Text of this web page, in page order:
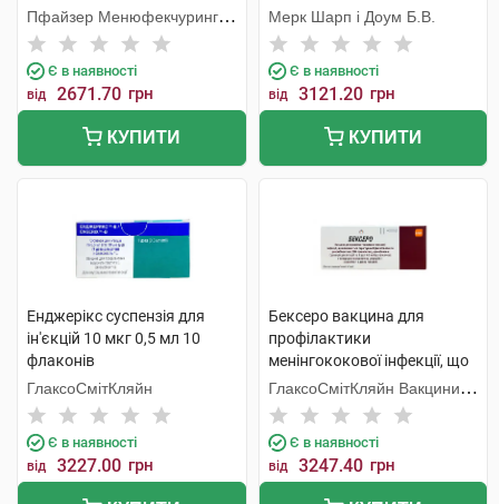
Пфайзер Менюфекчуринг
Бельгія
Є в наявності
від 2671.70 грн
КУПИТИ
для ін'єкцій 1 флакон
Мерк Шарп і Доум Б.В.
Є в наявності
від 3121.20 грн
КУПИТИ
Енджерікс суспензія для
ін'єкцій 10 мкг 0,5 мл 10
флаконів
ГлаксоСмітКляйн
Є в наявності
від 3227.00 грн
Бексеро вакцина для
профілактики
менінгококової інфекції, що
викликається серогрупою В
суспензія для ін'єкцій 0,5 мл
1 шприц
ГлаксоСмітКляйн Вакцини
С.Р.Л.
Є в наявності
від 3247.40 грн